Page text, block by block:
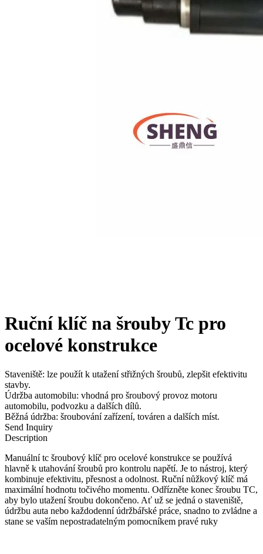
Ruční klíč na šrouby Tc pro
ocelové konstrukce
Staveniště: lze použít k utažení střižných šroubů, zlepšit efektivitu
stavby.
Údržba automobilu: vhodná pro šroubový provoz motoru
automobilu, podvozku a dalších dílů.
Běžná údržba: šroubování zařízení, továren a dalších míst.
Send Inquiry
Description
Manuální tc šroubový klíč pro ocelové konstrukce se používá
hlavně k utahování šroubů pro kontrolu napětí. Je to nástroj, který
kombinuje efektivitu, přesnost a odolnost. Ruční nůžkový klíč má
maximální hodnotu točivého momentu. Odřízněte konec šroubu TC,
aby bylo utažení šroubu dokončeno. Ať už se jedná o staveniště,
údržbu auta nebo každodenní údržbářské práce, snadno to zvládne a
stane se vaším nepostradatelným pomocníkem pravé ruky